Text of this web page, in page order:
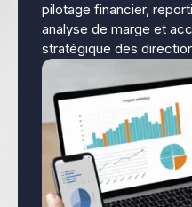
pilotage financier,
analyse de marge et
stratégique des